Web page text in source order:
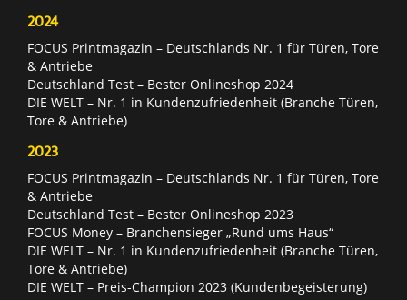
2024
FOCUS Printmagazin – Deutschlands Nr. 1 für Türen, Tore
& Antriebe
Deutschland Test – Bester Onlineshop 2024
DIE WELT – Nr. 1 in Kundenzufriedenheit (Branche Türen,
Tore & Antriebe)
2023
FOCUS Printmagazin – Deutschlands Nr. 1 für Türen, Tore
& Antriebe
Deutschland Test – Bester Onlineshop 2023
FOCUS Money – Branchensieger „Rund ums Haus“
DIE WELT – Nr. 1 in Kundenzufriedenheit (Branche Türen,
Tore & Antriebe)
DIE WELT – Preis-Champion 2023 (Kundenbegeisterung)